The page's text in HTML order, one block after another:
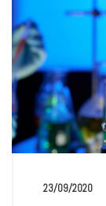
23/09/2020